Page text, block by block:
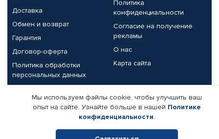
Доставка
Обмен и возврат
Гарантия
Договор-оферта
Политика обработки
персональных данных
Политика
конфиденциальности
Согласие на получение
рекламы
О нас
Карта сайта
Партнерам
Корпоративным клиентам
Поставщикам
Реквизиты компании
Мы используем файлы cookie, чтобы улучшить ваш
опыт на сайте. Узнайте больше в нашей Политике
конфиденциальности.